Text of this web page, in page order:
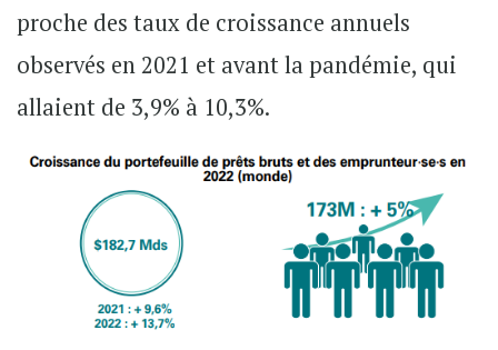
proche des taux de croissance annuels
observés en 2021 et avant la pandémie, qui
allaient de 3,9% à 10,3%.